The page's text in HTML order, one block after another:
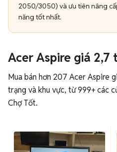
2050/3050) và ưu tiên nâng
năng tốt nhất.
Acer Aspire giá 2,7
Mua bán hơn 207 Acer Aspire
trạng và khu vực, từ 999+ các
Chợ Tốt.